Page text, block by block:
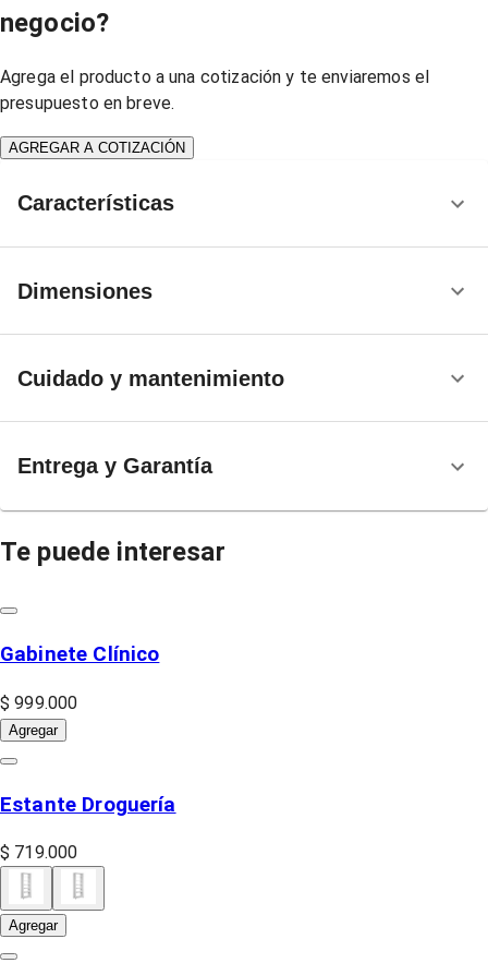
negocio?
Agrega el producto a una cotización y te enviaremos el
presupuesto en breve.
AGREGAR A COTIZACIÓN
Características
Dimensiones
Cuidado y mantenimiento
Entrega y Garantía
Te puede interesar
Gabinete Clínico
$ 999.000
Agregar
Estante Droguería
$ 719.000
Agregar